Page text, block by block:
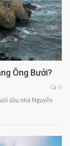
Ông Bưởi?
0
đầu nhà Nguyễn